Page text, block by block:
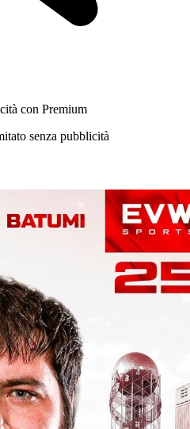
con Premium
senza pubblicità